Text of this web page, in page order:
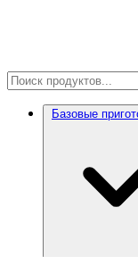
Базовые